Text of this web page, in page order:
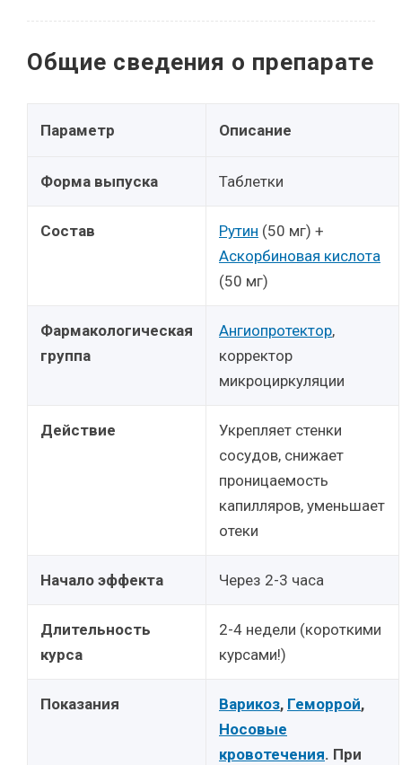
Общие сведения о препарате
Параметр Описание
Форма выпуска Таблетки
Состав Рутин (50 мг) +
Аскорбиновая кислота
(50 мг)
Фармакологическая
группа
Ангиопротектор,
корректор
микроциркуляции
Действие
Укрепляет стенки
сосудов, снижает
проницаемость
капилляров, уменьшает
отеки
Начало эффекта Через 2-3 часа
Длительность
курса
2-4 недели (короткими
курсами!)
Показания Варикоз, Геморрой,
Носовые
кровотечения. При